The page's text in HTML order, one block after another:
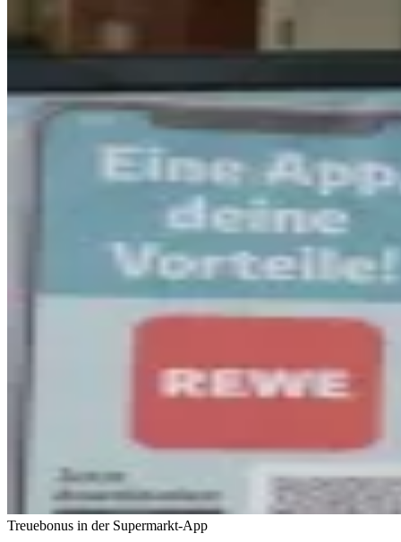
Treuebonus in der Supermarkt-App